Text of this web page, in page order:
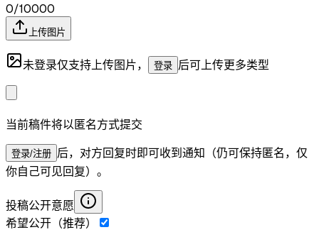
0/10000
上传图片
未登录仅支持上传图片， 登录 后可上传更多类型
当前稿件将以匿名方式提交
登录/注册 后，对方回复时即可收到通知（仍可保持匿名，仅
你自己可见回复）。
投稿公开意愿
希望公开（推荐）